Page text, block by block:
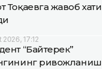
Тоқаевга жавоб хати
17:12
“Байтерек”
ривожланиш